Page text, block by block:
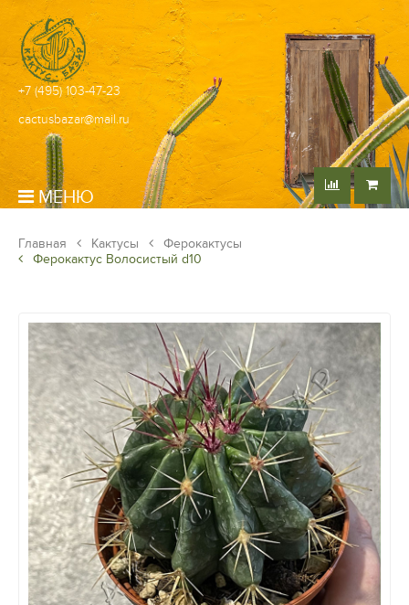
+7 (495) 103-47-23
cactusbazar@mail.ru
МЕНЮ
Главная Кактусы
Ферокактусы
Ферокактус Волосистый d10